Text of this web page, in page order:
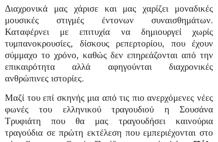
Διαχρονικά μας χάρισε και μας χαρίζει μοναδικές
μουσικές στιγμές έντονων συναισθημάτων.
Καταφέρνει με επιτυχία να δημιουργεί χωρίς
τυμπανοκρουσίες, δίσκους ρεπερτορίου, που έχουν
σύμμαχο το χρόνο, καθώς δεν επηρεάζονται από την
επικαιρότητα αλλά αφηγούνται διαχρονικές
ανθρώπινες ιστορίες.
Μαζί του επί σκηνής μια από τις πιο ανερχόμενες νέες
φωνές του ελληνικού τραγουδιού η Σουσάνα
Τρυφιάτη που θα μας τραγουδήσει καινούρια
τραγούδια σε πρώτη εκτέλεση που εμπεριέχονται στο